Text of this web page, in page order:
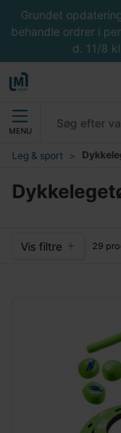
Grundet
behandle ordrer i
d. 11/8
MENU
Leg & sport
Vis filtre 29